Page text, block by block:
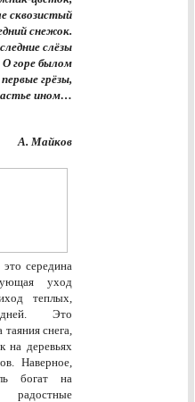
сквозистый
снежок.
слёзы
О горе былом
грёзы,
ином…
А. Майков
середина
уход
теплых,
Это
снега,
на деревьях
Наверное,
богат на